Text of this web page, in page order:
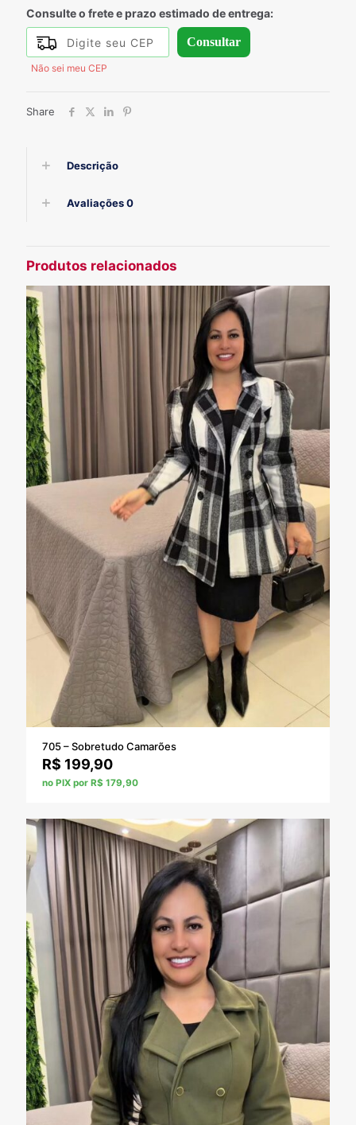
Consulte o frete e prazo estimado de entrega:
Consultar
Não sei meu CEP
Share
Descrição
Avaliações0
Produtos relacionados
705 – Sobretudo Camarões
R$ 199,90
no PIX por R$ 179,90